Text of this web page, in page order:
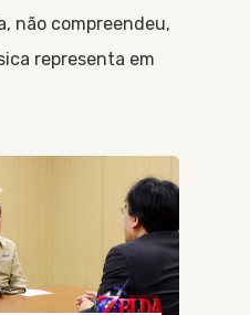
não compreendeu,
representa em